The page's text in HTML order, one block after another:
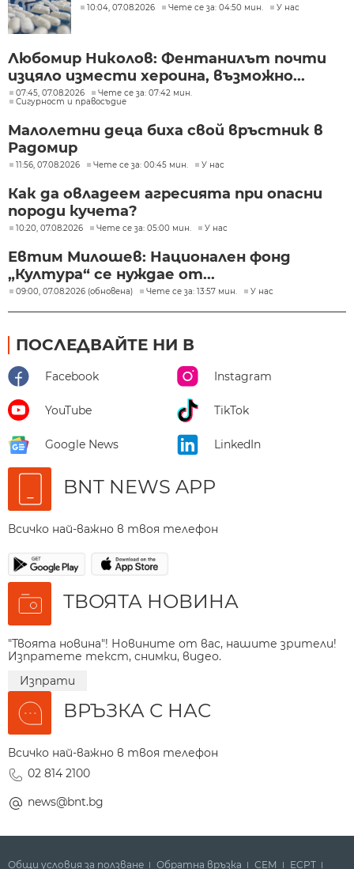
10:04, 07.08.2026 Чете се за: 04:50 мин. У нас
Любомир Николов: Фентанилът почти
изцяло измести хероина, възможно...
07:45, 07.08.2026
Чете се за: 07:42 мин.
Сигурност и правосъдие
Малолетни деца биха свой връстник в
Радомир
11:56, 07.08.2026 Чете се за: 00:45 мин. У нас
Как да овладеем агресията при опасни
породи кучета?
10:20, 07.08.2026 Чете се за: 05:00 мин. У нас
Евтим Милошев: Национален фонд
„Култура“ се нуждае от...
09:00, 07.08.2026 (обновена) Чете се за: 13:57 мин. У нас
ПОСЛЕДВАЙТЕ НИ В
Facebook Instagram
YouTube TikTok
Google News LinkedIn
BNT NEWS APP
Всичко най-важно в твоя телефон
ТВОЯТА НОВИНА
"Твоята новина"! Новините от вас, нашите зрители!
Изпратете текст, снимки, видео.
Изпрати
ВРЪЗКА С НАС
Всичко най-важно в твоя телефон
02 814 2100
news@bnt.bg
Общи условия за ползване Обратна връзка СЕМ ECPT